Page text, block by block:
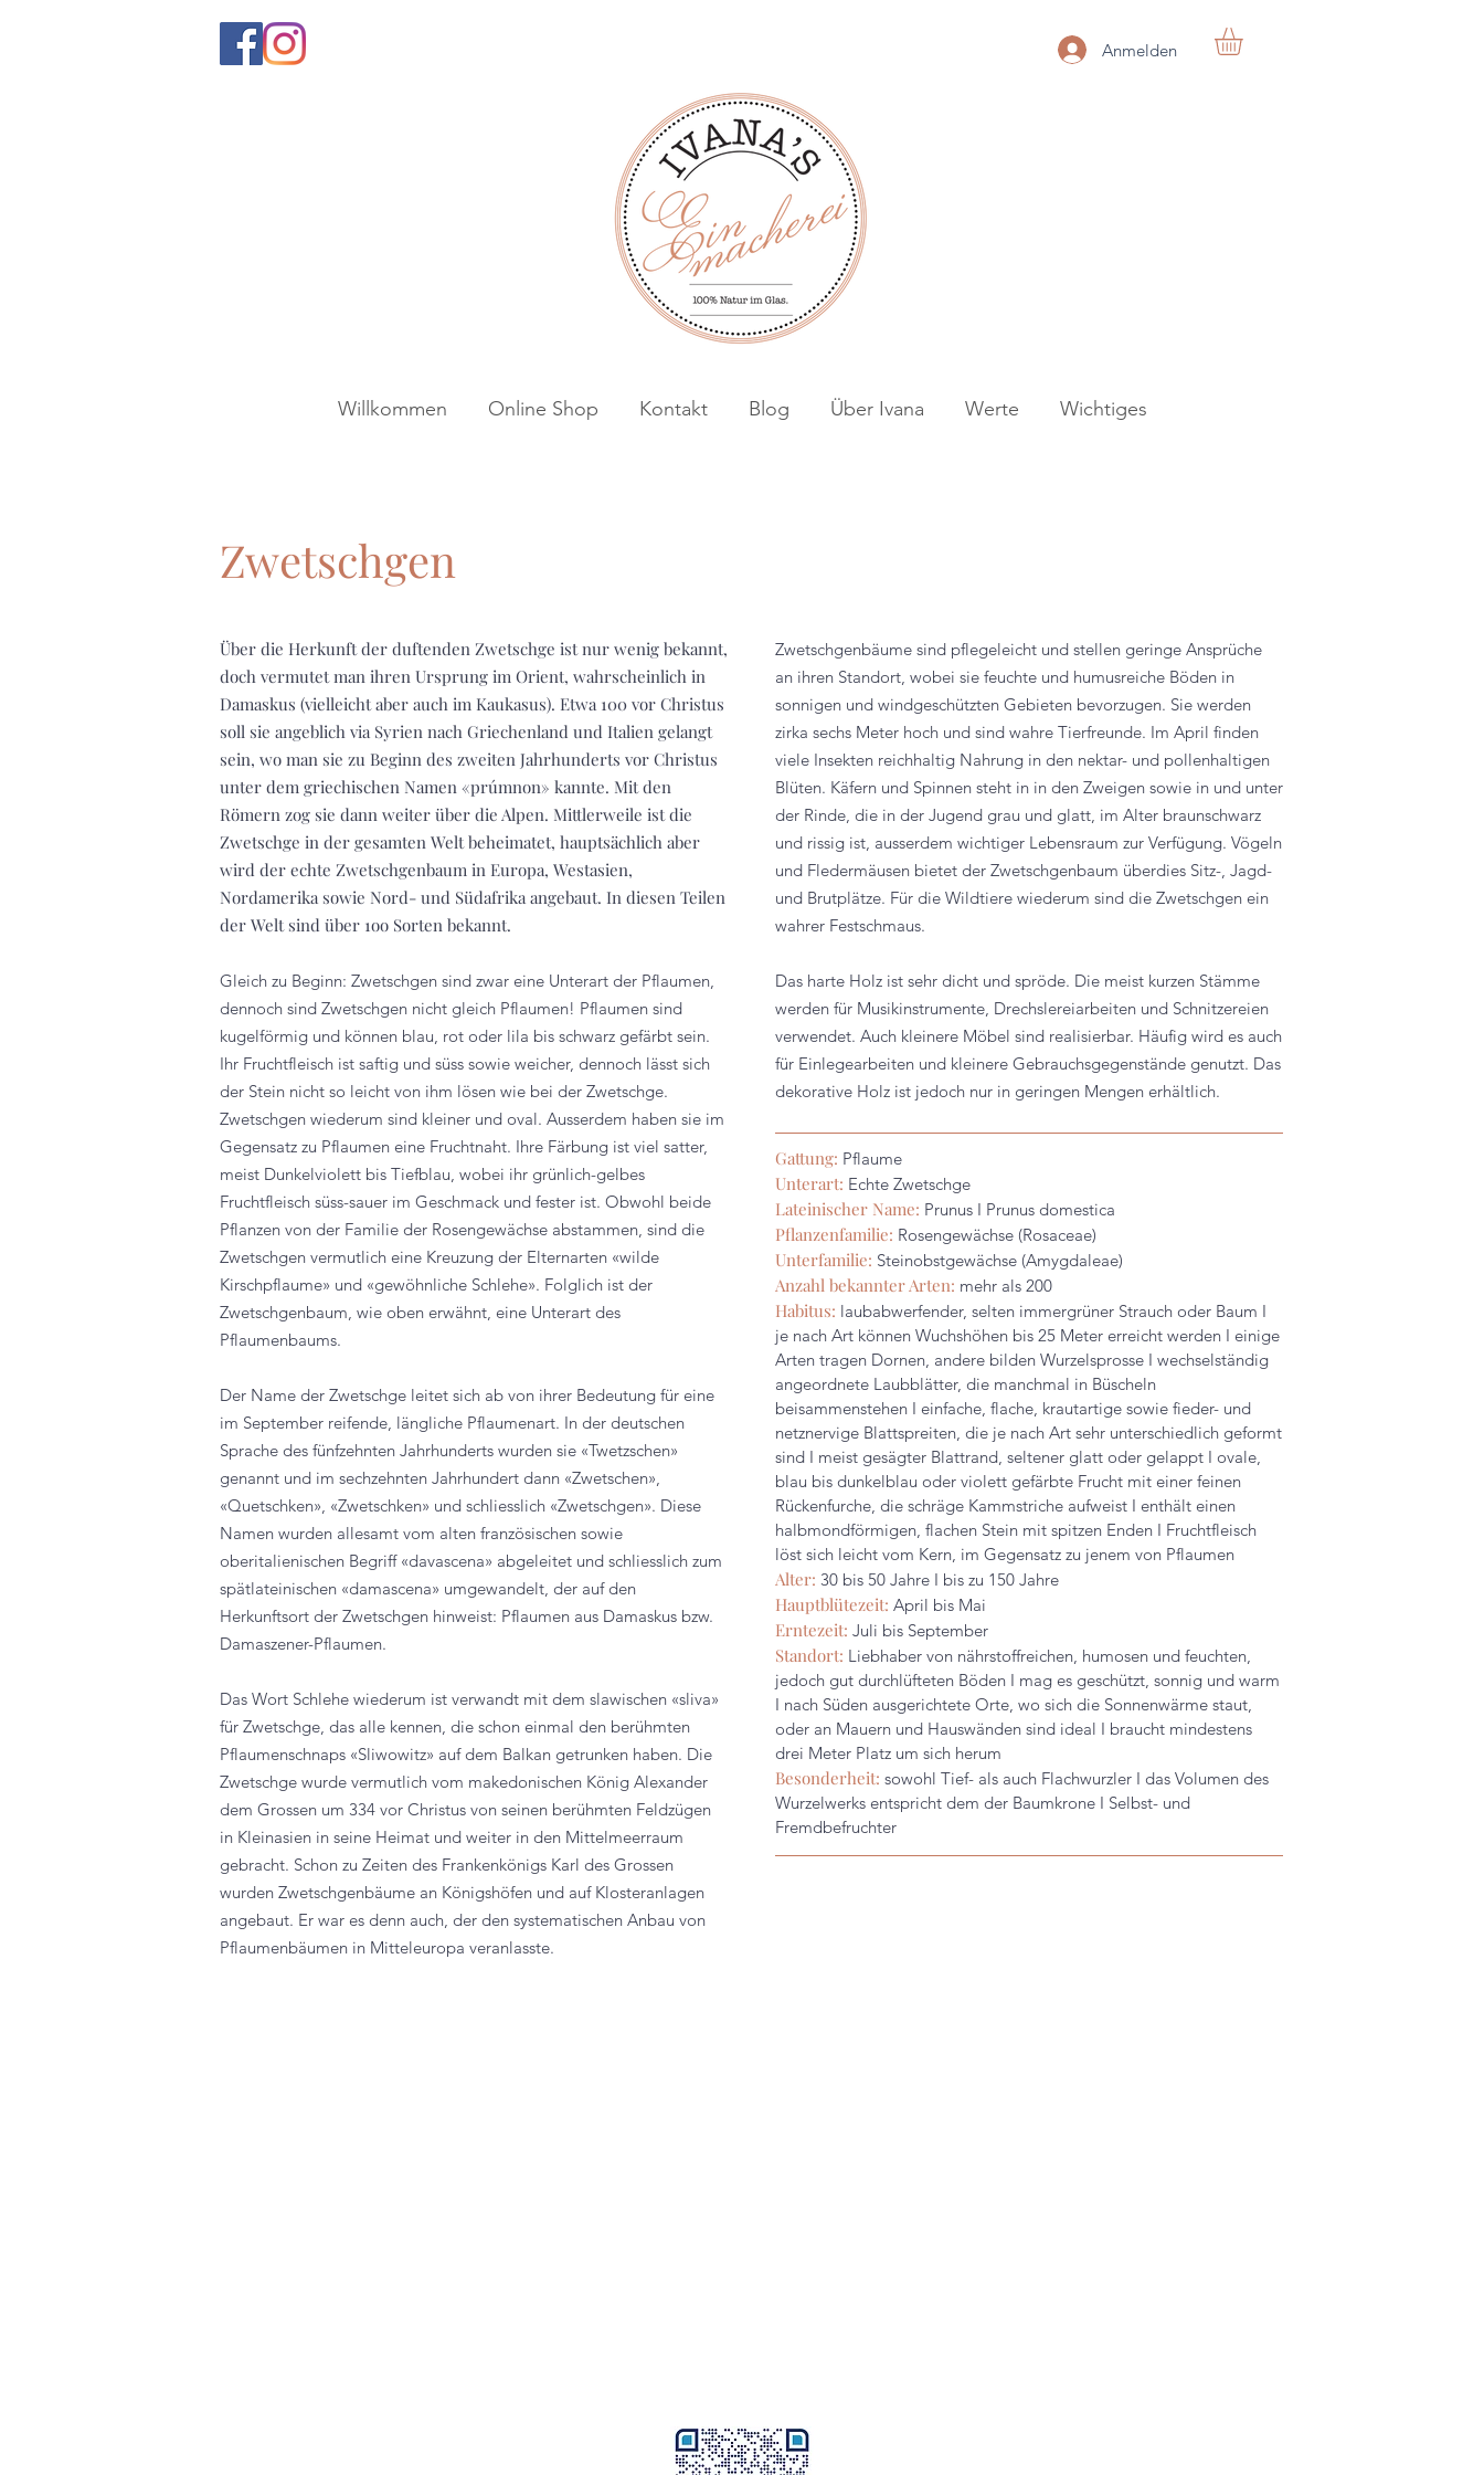
Anmelden
Willkommen Online Shop Kontakt Blog Über Ivana Werte Wichtiges
Zwetschgen
Über die Herkunft der duftenden Zwetschge ist nur wenig bekannt,
doch vermutet man ihren Ursprung im Orient, wahrscheinlich in
Damaskus (vielleicht aber auch im Kaukasus). Etwa 100 vor Christus
soll sie angeblich via Syrien nach Griechenland und Italien gelangt
sein, wo man sie zu Beginn des zweiten Jahrhunderts vor Christus
unter dem griechischen Namen «prúmnon» kannte. Mit den
Römern zog sie dann weiter über die Alpen. Mittlerweile ist die
Zwetschge in der gesamten Welt beheimatet, hauptsächlich aber
wird der echte Zwetschgenbaum in Europa, Westasien,
Nordamerika sowie Nord- und Südafrika angebaut. In diesen Teilen
der Welt sind über 1oo Sorten bekannt.
Gleich zu Beginn: Zwetschgen sind zwar eine Unterart der Pflaumen,
dennoch sind Zwetschgen nicht gleich Pflaumen! Pflaumen sind
kugelförmig und können blau, rot oder lila bis schwarz gefärbt sein.
Ihr Fruchtfleisch ist saftig und süss sowie weicher, dennoch lässt sich
der Stein nicht so leicht von ihm lösen wie bei der Zwetschge.
Zwetschgen wiederum sind kleiner und oval. Ausserdem haben sie im
Gegensatz zu Pflaumen eine Fruchtnaht. Ihre Färbung ist viel satter,
meist Dunkelviolett bis Tiefblau, wobei ihr grünlich-gelbes
Fruchtfleisch süss-sauer im Geschmack und fester ist. Obwohl beide
Pflanzen von der Familie der Rosengewächse abstammen, sind die
Zwetschgen vermutlich eine Kreuzung der Elternarten «wilde
Kirschpflaume» und «gewöhnliche Schlehe». Folglich ist der
Zwetschgenbaum, wie oben erwähnt, eine Unterart des
Pflaumenbaums.
Der Name der Zwetschge leitet sich ab von ihrer Bedeutung für eine
im September reifende, längliche Pflaumenart. In der deutschen
Sprache des fünfzehnten Jahrhunderts wurden sie «Twetzschen»
genannt und im sechzehnten Jahrhundert dann «Zwetschen»,
«Quetschken», «Zwetschken» und schliesslich «Zwetschgen». Diese
Namen wurden allesamt vom alten französischen sowie
oberitalienischen Begriff «davascena» abgeleitet und schliesslich zum
spätlateinischen «damascena» umgewandelt, der auf den
Herkunftsort der Zwetschgen hinweist: Pflaumen aus Damaskus bzw.
Damaszener-Pflaumen.
Das Wort Schlehe wiederum ist verwandt mit dem slawischen «sliva»
für Zwetschge, das alle kennen, die schon einmal den berühmten
Pflaumenschnaps «Sliwowitz» auf dem Balkan getrunken haben. Die
Zwetschge wurde vermutlich vom makedonischen König Alexander
dem Grossen um 334 vor Christus von seinen berühmten Feldzügen
in Kleinasien in seine Heimat und weiter in den Mittelmeerraum
gebracht. Schon zu Zeiten des Frankenkönigs Karl des Grossen
wurden Zwetschgenbäume an Königshöfen und auf Klosteranlagen
angebaut. Er war es denn auch, der den systematischen Anbau von
Pflaumenbäumen in Mitteleuropa veranlasste.
Zwetschgenbäume sind pflegeleicht und stellen geringe Ansprüche
an ihren Standort, wobei sie feuchte und humusreiche Böden in
sonnigen und windgeschützten Gebieten bevorzugen. Sie werden
zirka sechs Meter hoch und sind wahre Tierfreunde. Im April finden
viele Insekten reichhaltig Nahrung in den nektar- und pollenhaltigen
Blüten. Käfern und Spinnen steht in in den Zweigen sowie in und unter
der Rinde, die in der Jugend grau und glatt, im Alter braunschwarz
und rissig ist, ausserdem wichtiger Lebensraum zur Verfügung. Vögeln
und Fledermäusen bietet der Zwetschgenbaum überdies Sitz-, Jagd-
und Brutplätze. Für die Wildtiere wiederum sind die Zwetschgen ein
wahrer Festschmaus.
Das harte Holz ist sehr dicht und spröde. Die meist kurzen Stämme
werden für Musikinstrumente, Drechslereiarbeiten und Schnitzereien
verwendet. Auch kleinere Möbel sind realisierbar. Häufig wird es auch
für Einlegearbeiten und kleinere Gebrauchsgegenstände genutzt. Das
dekorative Holz ist jedoch nur in geringen Mengen erhältlich.
Gattung: Pflaume
Unterart: Echte Zwetschge
Lateinischer Name: Prunus I Prunus domestica
Pflanzenfamilie: Rosengewächse (Rosaceae)
Unterfamilie: Steinobstgewächse (Amygdaleae)
Anzahl bekannter Arten: mehr als 200
Habitus: laubabwerfender, selten immergrüner Strauch oder Baum I
je nach Art können Wuchshöhen bis 25 Meter erreicht werden I einige
Arten tragen Dornen, andere bilden Wurzelsprosse I wechselständig
angeordnete Laubblätter, die manchmal in Büscheln
beisammenstehen I einfache, flache, krautartige sowie fieder- und
netznervige Blattspreiten, die je nach Art sehr unterschiedlich geformt
sind I meist gesägter Blattrand, seltener glatt oder gelappt I ovale,
blau bis dunkelblau oder violett gefärbte Frucht mit einer feinen
Rückenfurche, die schräge Kammstriche aufweist I enthält einen
halbmondförmigen, flachen Stein mit spitzen Enden I Fruchtfleisch
löst sich leicht vom Kern, im Gegensatz zu jenem von Pflaumen
Alter: 30 bis 50 Jahre I bis zu 150 Jahre
Hauptblütezeit: April bis Mai
Erntezeit: Juli bis September
Standort: Liebhaber von nährstoffreichen, humosen und feuchten,
jedoch gut durchlüfteten Böden I mag es geschützt, sonnig und warm
I nach Süden ausgerichtete Orte, wo sich die Sonnenwärme staut,
oder an Mauern und Hauswänden sind ideal I braucht mindestens
drei Meter Platz um sich herum
Besonderheit: sowohl Tief- als auch Flachwurzler I das Volumen des
Wurzelwerks entspricht dem der Baumkrone I Selbst- und
Fremdbefruchter